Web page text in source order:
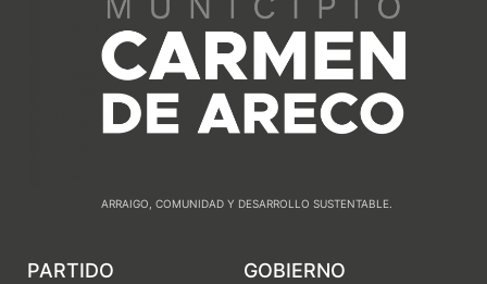
ARRAIGO, COMUNIDAD Y DESARROLLO SUSTENTABLE.
PARTIDO GOBIERNO